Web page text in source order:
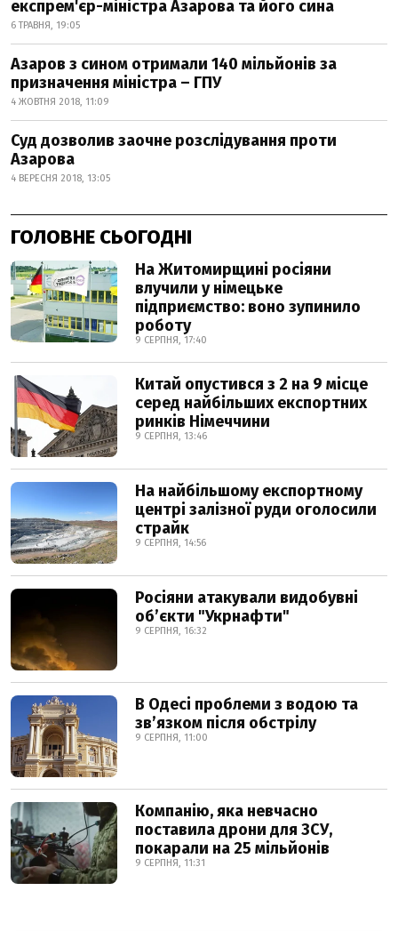
експрем'єр-міністра Азарова та його сина
6 ТРАВНЯ, 19:05
Азаров з сином отримали 140 мільйонів за
призначення міністра – ГПУ
4 ЖОВТНЯ 2018, 11:09
Суд дозволив заочне розслідування проти
Азарова
4 ВЕРЕСНЯ 2018, 13:05
ГОЛОВНЕ СЬОГОДНІ
На Житомирщині росіяни
влучили у німецьке
підприємство: воно зупинило
роботу
9 СЕРПНЯ, 17:40
Китай опустився з 2 на 9 місце
серед найбільших експортних
ринків Німеччини
9 СЕРПНЯ, 13:46
На найбільшому експортному
центрі залізної руди оголосили
страйк
9 СЕРПНЯ, 14:56
Росіяни атакували видобувні
обʼєкти "Укрнафти"
9 СЕРПНЯ, 16:32
В Одесі проблеми з водою та
звʼязком після обстрілу
9 СЕРПНЯ, 11:00
Компанію, яка невчасно
поставила дрони для ЗСУ,
покарали на 25 мільйонів
9 СЕРПНЯ, 11:31